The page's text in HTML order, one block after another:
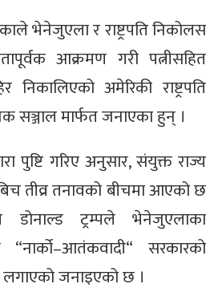
भेनेजुएला र राष्ट्रपति निकोलस
आक्रमण गरी पत्नीसहित
निकालिएको अमेरिकी राष्ट्रपति
सञ्जाल मार्फत जनाएका हुन् ।
पुष्टि गरिए अनुसार, संयुक्त राज्य
तीव्र तनावको बीचमा आएको छ
डोनाल्ड ट्रम्पले भेनेजुएलाका
“नार्को–आतंकवादी“ सरकारको
जनाइएको छ ।